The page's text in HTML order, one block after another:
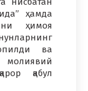
ҳамда
ҳимоя
ва
молиявий
қабул